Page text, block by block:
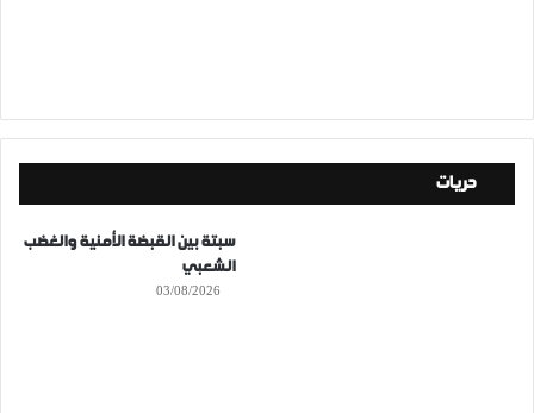
حريات
سبتة بين القبضة الأمنية والغضب
الشعبي
03/08/2026